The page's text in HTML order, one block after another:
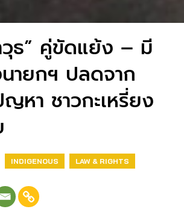
วุธ” คู่ขัดแย้ง – มี
ายกฯ ปลดจาก
หา ชาวกะเหรี่ยง
INDIGENOUS LAW & RIGHTS